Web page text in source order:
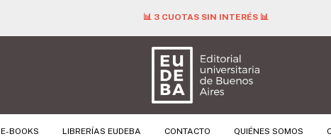
📊 3 CUOTAS SIN INTERÉS 📊
E-BOOKS LIBRERÍAS EUDEBA CONTACTO QUIÉNES SOMOS